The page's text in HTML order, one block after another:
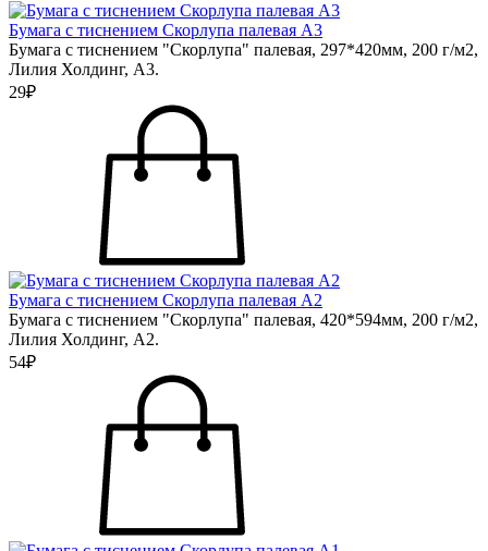
Бумага с тиснением Скорлупа палевая А3
Бумага с тиснением "Скорлупа" палевая, 297*420мм, 200 г/м2,
Лилия Холдинг, А3.
29₽
Бумага с тиснением Скорлупа палевая А2
Бумага с тиснением "Скорлупа" палевая, 420*594мм, 200 г/м2,
Лилия Холдинг, А2.
54₽